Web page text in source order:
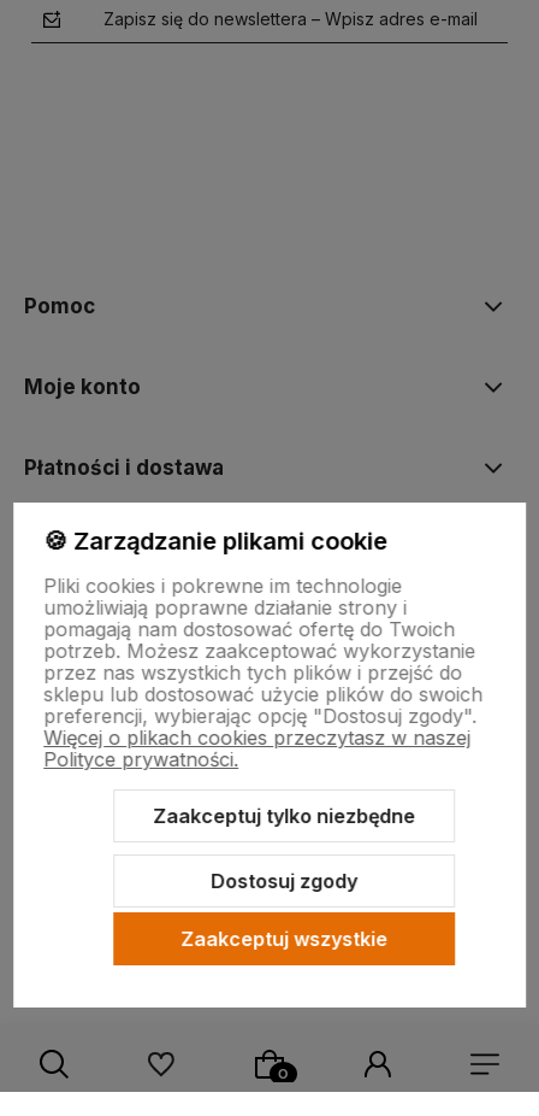
Zapisz się do newslettera – Wpisz adres e-mail
Pomoc
Moje konto
Płatności i dostawa
O nas
PRODUCENCI
Informacje
Sklep internetowy Shoper.pl Szablon Shoper Modern 3.0™
GrowCommerce
🍪 Zarządzanie plikami cookie
Pliki cookies i pokrewne im technologie
umożliwiają poprawne działanie strony i
pomagają nam dostosować ofertę do Twoich
potrzeb. Możesz zaakceptować wykorzystanie
przez nas wszystkich tych plików i przejść do
sklepu lub dostosować użycie plików do swoich
preferencji, wybierając opcję "Dostosuj zgody".
Więcej o plikach cookies przeczytasz w naszej
Polityce prywatności.
Zaakceptuj tylko niezbędne
Dostosuj zgody
Zaakceptuj wszystkie